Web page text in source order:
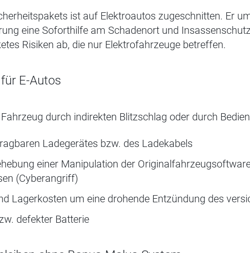
ist auf Elektroautos zugeschnitten. Er
eine Soforthilfe am Schadenort und
Risiken ab, die nur Elektrofahrzeuge betreffen.
E-Autos
durch indirekten Blitzschlag oder durch
Ladegerätes bzw. des Ladekabels
einer Manipulation der
(Cyberangriff)
Lagerkosten um eine drohende Entzündung des
defekter Batterie